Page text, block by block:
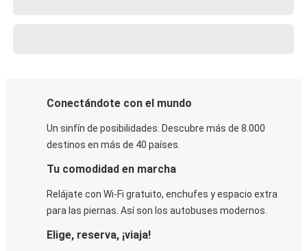
Conectándote con el mundo
Un sinfín de posibilidades. Descubre más de 8.000
destinos en más de 40 países.
Tu comodidad en marcha
Relájate con Wi-Fi gratuito, enchufes y espacio extra
para las piernas. Así son los autobuses modernos.
Elige, reserva, ¡viaja!